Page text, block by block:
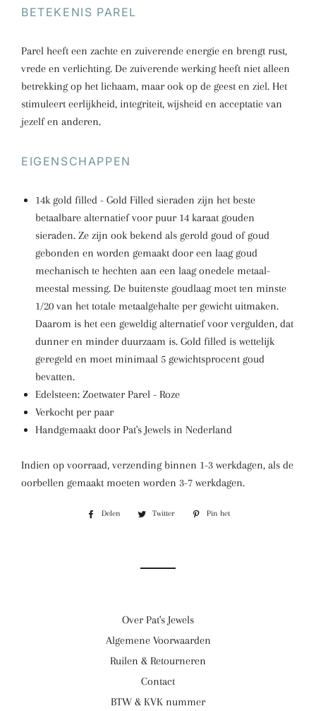
BETEKENIS PAREL
Parel heeft een zachte en zuiverende energie en brengt rust,
vrede en verlichting. De zuiverende werking heeft niet alleen
betrekking op het lichaam, maar ook op de geest en ziel. Het
stimuleert eerlijkheid, integriteit, wijsheid en acceptatie van
jezelf en anderen.
EIGENSCHAPPEN
14k gold filled - Gold Filled sieraden zijn het beste
betaalbare alternatief voor puur 14 karaat gouden
sieraden. Ze zijn ook bekend als gerold goud of goud
gebonden en worden gemaakt door een laag goud
mechanisch te hechten aan een laag onedele metaal-
meestal messing. De buitenste goudlaag moet ten minste
1/20 van het totale metaalgehalte per gewicht uitmaken.
Daarom is het een geweldig alternatief voor vergulden, dat
dunner en minder duurzaam is. Gold filled is wettelijk
geregeld en moet minimaal 5 gewichtsprocent goud
bevatten.
Edelsteen: Zoetwater Parel - Roze
Verkocht per paar
Handgemaakt door Pat's Jewels in Nederland
Indien op voorraad, verzending binnen 1-3 werkdagen, als de
oorbellen gemaakt moeten worden 3-7 werkdagen.
Delen
Delen
Twitter
TwitterenPin het
Over Pat's Jewels
Algemene Voorwaarden
Ruilen & Retourneren
Contact
BTW & KVK nummer